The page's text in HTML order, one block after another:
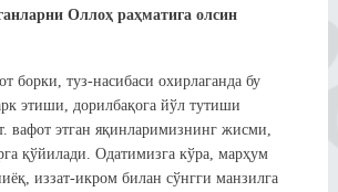
Оллоҳ раҳматига олсин
борки, туз-насибаси охирлаганда бу
этиши, дорилбақога йўл тутиши
вафот этган яқинларимизнинг жисми,
қўйилади. Одатимизга кўра, марҳум
иззат-икром билан сўнгги манзилга